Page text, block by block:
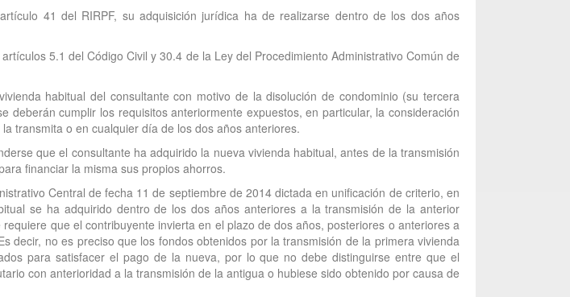
41 del RIRPF, su adquisición jurídica ha de realizarse dentro de los dos años
5.1 del Código Civil y 30.4 de la Ley del Procedimiento Administrativo Común de
habitual del consultante con motivo de la disolución de condominio (su tercera
cumplir los requisitos anteriormente expuestos, en particular, la consideración
transmita o en cualquier día de los dos años anteriores.
que el consultante ha adquirido la nueva vivienda habitual, antes de la transmisión
financiar la misma sus propios ahorros.
Central de fecha 11 de septiembre de 2014 dictada en unificación de criterio, en
se ha adquirido dentro de los dos años anteriores a la transmisión de la anterior
que el contribuyente invierta en el plazo de dos años, posteriores o anteriores a
decir, no es preciso que los fondos obtenidos por la transmisión de la primera vivienda
para satisfacer el pago de la nueva, por lo que no debe distinguirse entre que el
con anterioridad a la transmisión de la antigua o hubiese sido obtenido por causa de